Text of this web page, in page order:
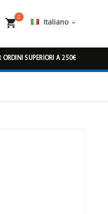

0
Italiano 
ORDINI SUPERIORI A 250€